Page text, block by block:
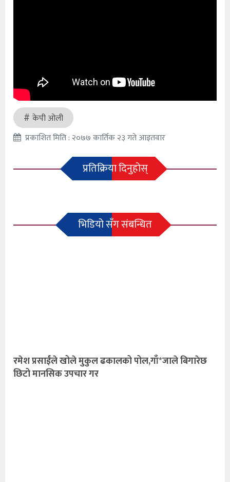
केपी ओली
प्रकाशित मिति : २०७७ कार्तिक २३ गते आइतवार
प्रतिक्रिया दिनुहोस्
भिडियो सँग संबन्धित
रमेश प्रसाईंले खोले मुकुल ढकालको पोल,गाँ*जाले बिगारेछ
छिटो मानसिक उपचार गर